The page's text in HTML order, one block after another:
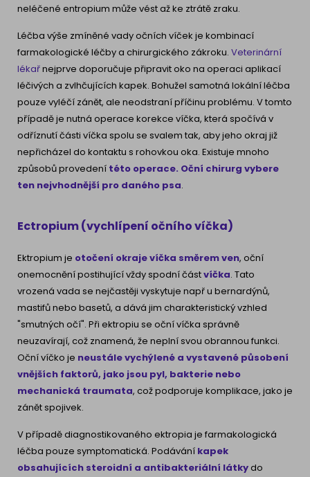
neléčené entropium může vést až ke ztrátě zraku.
Léčba výše zmíněné vady očních víček je kombinací
farmakologické léčby a chirurgického zákroku. Veterinární
lékařnejprve doporučuje připravit oko na operaci aplikací
léčivých a zvlhčujících kapek. Bohužel samotná lokální léčba
pouze vyléčí zánět, ale neodstraní příčinu problému. V tomto
případě je nutná operace korekce víčka, která spočívá v
odříznutí části víčka spolu se svalem tak, aby jeho okraj již
nepřicházel do kontaktu s rohovkou oka. Existuje mnoho
způsobů provedení této operace. Oční chirurg vybere
ten nejvhodnější pro daného psa.
Ectropium (vychlípení očního víčka)
Ektropium je otočení okraje víčka směrem ven, oční
onemocnění postihující vždy spodní částvíčka. Tato
vrozená vada se nejčastěji vyskytuje např u bernardýnů,
mastifů nebo basetů, a dává jim charakteristický vzhled
"smutných očí". Při ektropiu se oční víčka správně
neuzavírají, což znamená, že neplní svou obrannou funkci.
Oční víčko je neustále vychýlené a vystavené působení
vnějších faktorů, jako jsou pyl, bakterie nebo
mechanická traumata, což podporuje komplikace, jako je
zánět spojivek.
V případě diagnostikovaného ektropia je farmakologická
léčba pouze symptomatická. Podávání kapek
obsahujících steroidní a antibakteriální látkydo